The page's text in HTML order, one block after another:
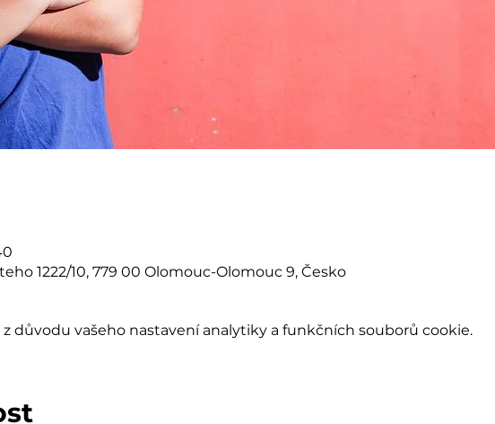
1222/10, 779 00 Olomouc-Olomouc 9, Česko
důvodu vašeho nastavení analytiky a funkčních souborů cookie.